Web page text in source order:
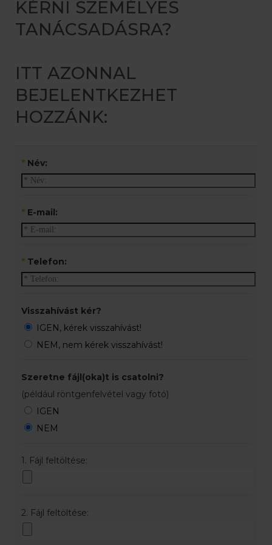
KÉRNI SZEMÉLYES
TANÁCSADÁSRA?
ITT AZONNAL
BEJELENTKEZHET
HOZZÁNK:
* Név:
* E-mail:
* Telefon:
Visszahívást kér?
IGEN, kérek visszahívást!
NEM, nem kérek visszahívást!
Szeretne fájl(oka)t is csatolni?
(például röntgenfelvétel vagy fotó)
IGEN
NEM
1. Fájl feltöltése:
2. Fájl feltöltése: